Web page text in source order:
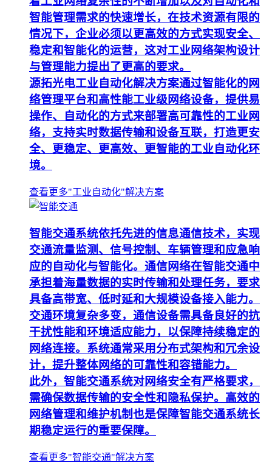
智能管理需求的快速增长，在技术资源有限的
情况下，企业必须以更高效的方式实现安全、
稳定和智能化的运营，这对工业网络架构设计
与管理能力提出了更高的要求。
源拓光电工业自动化解决方案通过智能化的网
络管理平台和高性能工业级网络设备，提供易
操作、自动化的方式来部署高可靠性的工业网
络，支持实时数据传输和设备互联，打造更安
全、更稳定、更高效、更智能的工业自动化环
境。
查看更多"工业自动化"解决方案
智能交通系统依托先进的信息通信技术，实现
交通流量监测、信号控制、车辆管理和应急响
应的自动化与智能化。通信网络在智能交通中
承担着海量数据的实时传输和处理任务，要求
具备高带宽、低时延和大规模设备接入能力。
交通环境复杂多变，通信设备需具备良好的抗
干扰性能和环境适应能力，以保障持续稳定的
网络连接。系统通常采用分布式架构和冗余设
计，提升整体网络的可靠性和容错能力。
此外，智能交通系统对网络安全有严格要求，
需确保数据传输的安全性和隐私保护。高效的
网络管理和维护机制也是保障智能交通系统长
期稳定运行的重要保障。
查看更多"智能交通"解决方案